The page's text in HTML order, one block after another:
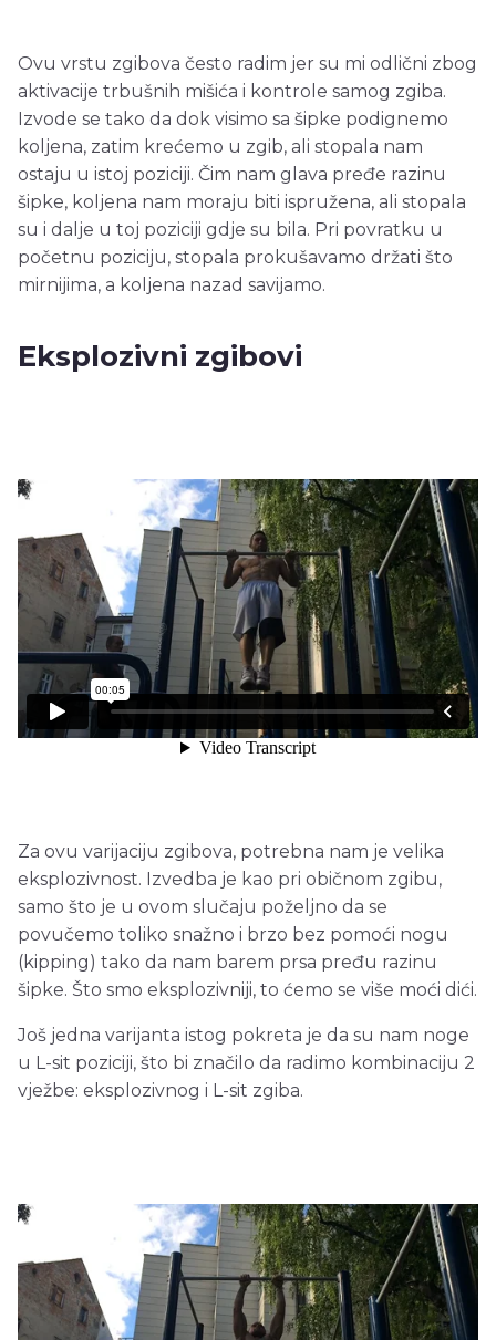
Ovu vrstu zgibova često radim jer su mi odlični zbog
aktivacije trbušnih mišića i kontrole samog zgiba.
Izvode se tako da dok visimo sa šipke podignemo
koljena, zatim krećemo u zgib, ali stopala nam
ostaju u istoj poziciji. Čim nam glava pređe razinu
šipke, koljena nam moraju biti ispružena, ali stopala
su i dalje u toj poziciji gdje su bila. Pri povratku u
početnu poziciju, stopala prokušavamo držati što
mirnijima, a koljena nazad savijamo.
Eksplozivni zgibovi
Za ovu varijaciju zgibova, potrebna nam je velika
eksplozivnost. Izvedba je kao pri običnom zgibu,
samo što je u ovom slučaju poželjno da se
povučemo toliko snažno i brzo bez pomoći nogu
(kipping) tako da nam barem prsa pređu razinu
šipke. Što smo eksplozivniji, to ćemo se više moći dići.
Još jedna varijanta istog pokreta je da su nam noge
u L-sit poziciji, što bi značilo da radimo kombinaciju 2
vježbe: eksplozivnog i L-sit zgiba.